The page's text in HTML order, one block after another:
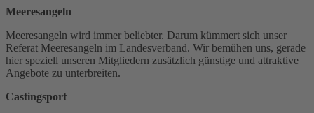
Meeresangeln
Meeresangeln wird immer beliebter. Darum kümmert sich unser
Referat Meeresangeln im Landesverband. Wir bemühen uns, gerade
hier speziell unseren Mitgliedern zusätzlich günstige und attraktive
Angebote zu unterbreiten.
Castingsport